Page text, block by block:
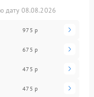
дату 08.08.2026
975 р
675 р
475 р
475 р